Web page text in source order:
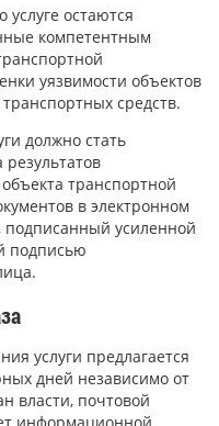
услуге остаются
компетентным
уязвимости объектов
средств.
должно стать
транспортной
в электронном
усиленной
подписью
услуги предлагается
дней независимо от
власти, почтовой